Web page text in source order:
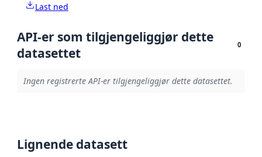
Last ned
API-er som tilgjengeliggjør dette
datasettet
0
Ingen registrerte API-er tilgjengeliggjør dette datasettet.
Lignende datasett